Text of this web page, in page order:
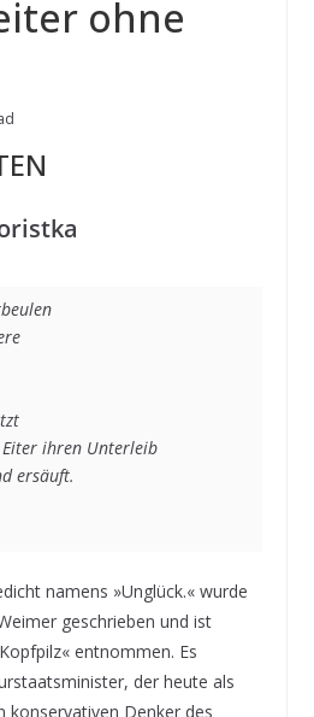
ohne
ihren Unterleib
ersäuft.
namens »Unglück.« wurde
geschrieben und ist
entnommen. Es
der heute als
konservativen Denker des